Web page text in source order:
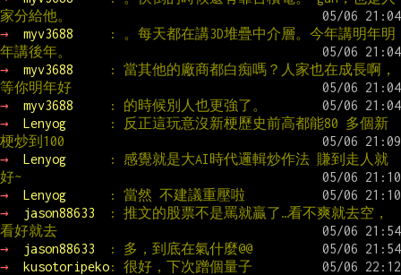
家分給他。
→
myv3688
: 。每天都在講3D堆疊中介層。今年講明年明
年講後年。
→
myv3688
: 當其他的廠商都白痴嗎？人家也在成長啊，
等你明年好
→
myv3688
: 的時候別人也更強了。
→
Lenyog
: 反正這玩意沒新梗歷史前高都能80 多個新
梗炒到100
→
Lenyog
: 感覺就是大AI時代邏輯炒作法 賺到走人就
好~
→
Lenyog
: 當然 不建議重壓啦
→
jason88633
: 推文的股票不是罵就贏了…看不爽就去空，
看好就去
→
jason88633
: 多，到底在氣什麼@@
→
kusotoripeko: 很好，下次蹭個量子